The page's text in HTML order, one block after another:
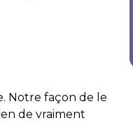
Notre façon de le
de vraiment